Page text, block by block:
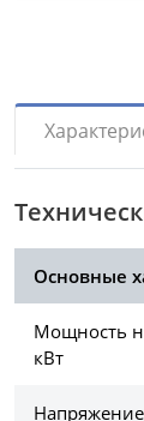
Основные
Мощность
кВт